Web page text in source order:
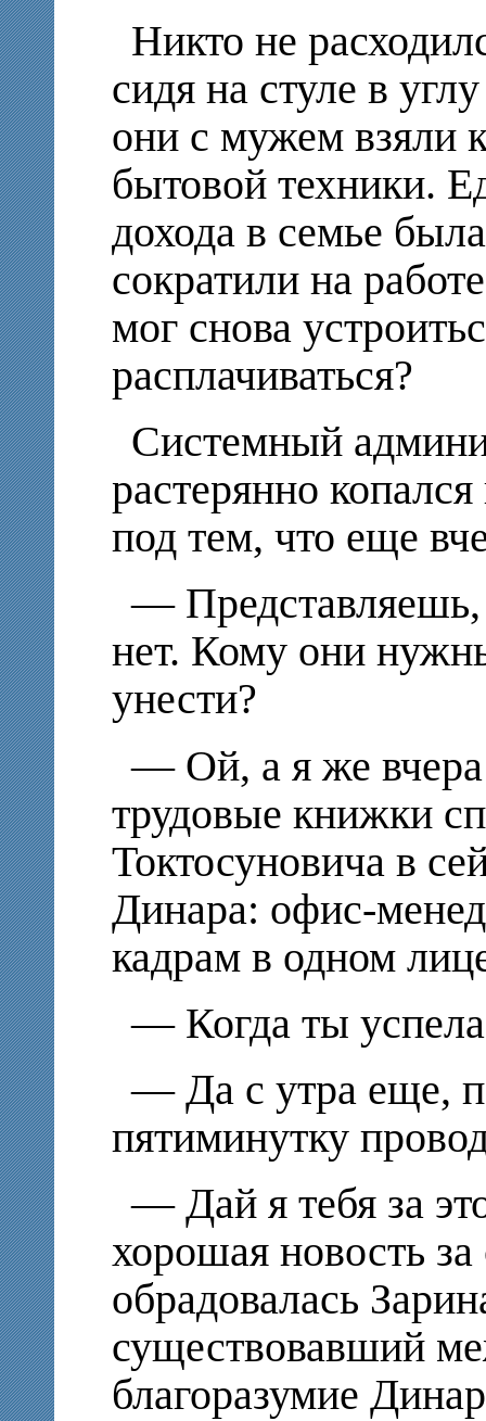
Никто не
сидя на стуле в
они с мужем взяли
бытовой техники.
дохода в семье
сократили на
мог снова
расплачиваться?
Системный
растерянно
под тем, что еще
— Представляешь,
нет. Кому они
унести?
— Ой, а я же вчера
трудовые книжки
Токтосуновича в
Динара: офис-
кадрам в одном
— Когда ты
— Да с утра еще,
пятиминутку
— Дай я тебя за
хорошая новость
обрадовалась
существовавший
благоразумие